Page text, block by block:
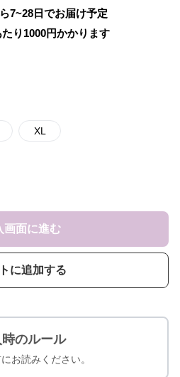
7~28日でお届け予定
り 1000円かかります
XL
画面に進む
に追加する
のルール
お読みください。